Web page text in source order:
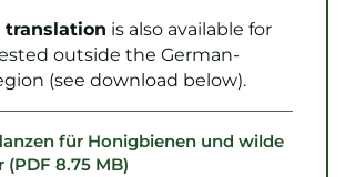
translation is also available for
outside the German-
(see download below).
für Honigbienen und wilde
(PDF 8.75 MB)